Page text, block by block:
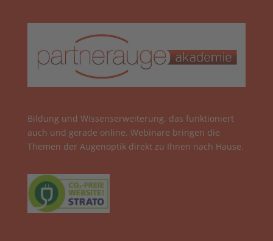
Bildung und Wissenserweiterung, das funktioniert
auch und gerade online. Webinare bringen die
Themen der Augenoptik direkt zu Ihnen nach Hause.